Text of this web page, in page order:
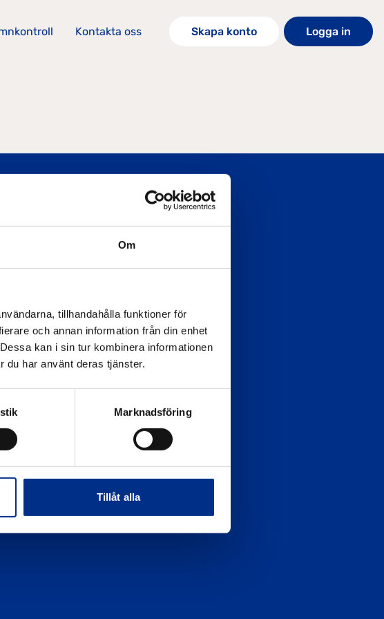
Om
tillhandahålla funktioner för
och annan information från din enhet
kan i sin tur kombinera informationen
du har använt deras tjänster.
Marknadsföring
Tillåt alla
Kontakta oss Skapa konto Logga in
miljo@batunionen.se
Besöksadress
af Pontins väg 6
115 21 Stockholm
Postadress
Svenska Båtunionen
115 21 Stockholm